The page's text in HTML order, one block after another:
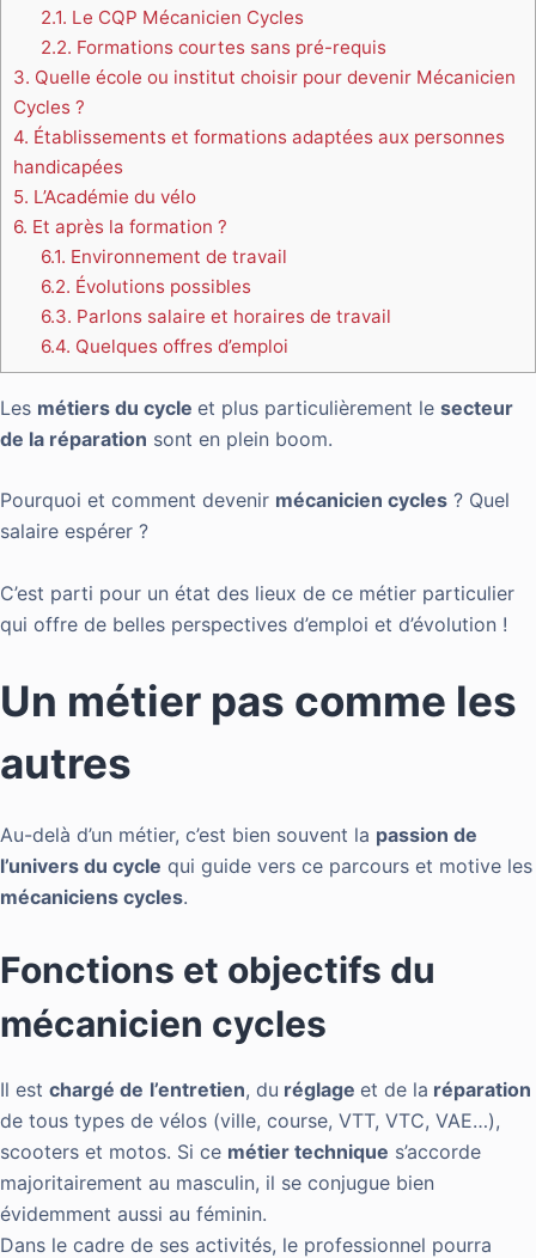
2.1. Le CQP Mécanicien Cycles
2.2. Formations courtes sans pré-requis
3. Quelle école ou institut choisir pour devenir Mécanicien
Cycles ?
4. Établissements et formations adaptées aux personnes
handicapées
5. L’Académie du vélo
6. Et après la formation ?
6.1. Environnement de travail
6.2. Évolutions possibles
6.3. Parlons salaire et horaires de travail
6.4. Quelques offres d’emploi
Les métiers du cycle et plus particulièrement le secteur
de la réparation sont en plein boom.
Pourquoi et comment devenir mécanicien cycles ? Quel
salaire espérer ?
C’est parti pour un état des lieux de ce métier particulier
qui offre de belles perspectives d’emploi et d’évolution !
Un métier pas comme les
autres
Au-delà d’un métier, c’est bien souvent la passion de
l’univers du cycle qui guide vers ce parcours et motive les
mécaniciens cycles.
Fonctions et objectifs du
mécanicien cycles
Il est chargé de l’entretien, du réglage et de la réparation
de tous types de vélos (ville, course, VTT, VTC, VAE…),
scooters et motos. Si ce métier technique s’accorde
majoritairement au masculin, il se conjugue bien
évidemment aussi au féminin.
Dans le cadre de ses activités, le professionnel pourra